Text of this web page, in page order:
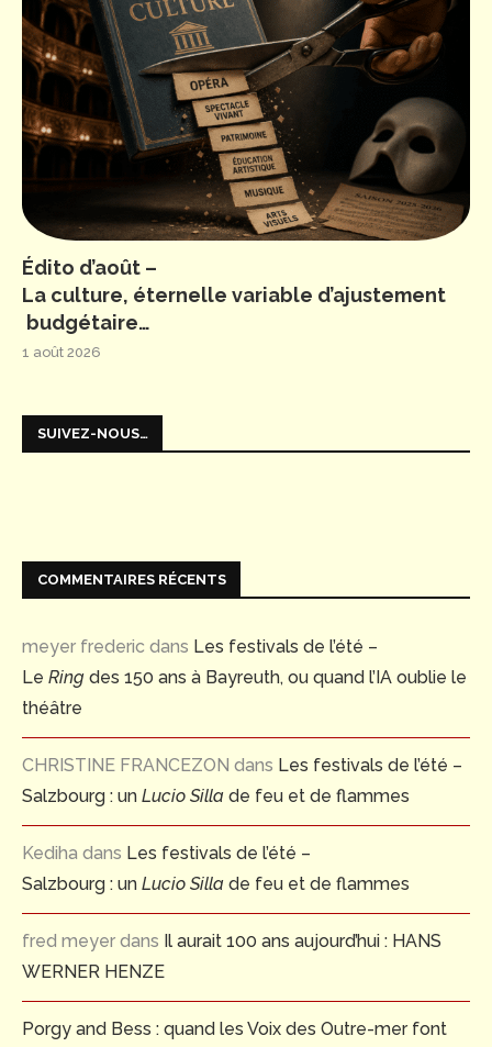
Édito d’août –
La culture, éternelle variable d’ajustement
budgétaire…
1 août 2026
SUIVEZ-NOUS…
COMMENTAIRES RÉCENTS
meyer frederic dans Les festivals de l’été –
Le Ring des 150 ans à Bayreuth, ou quand l’IA oublie le
théâtre
CHRISTINE FRANCEZON dans Les festivals de l’été –
Salzbourg : un Lucio Silla de feu et de flammes
Kediha dans Les festivals de l’été –
Salzbourg : un Lucio Silla de feu et de flammes
fred meyer dans Il aurait 100 ans aujourd’hui : HANS
WERNER HENZE
Porgy and Bess : quand les Voix des Outre-mer font